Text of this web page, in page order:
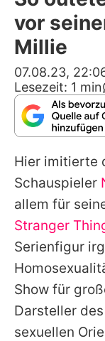
Alle
vor
Millie
07.08.23,
Lesezeit: 1 min
Hier imitierte
Schauspieler
allem für
Stranger
Serienfigur
Show für
Darsteller
sexuellen